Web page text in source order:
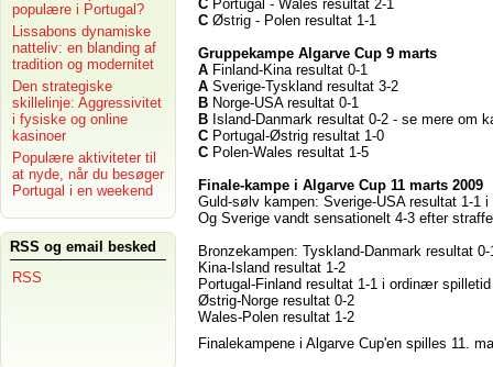
populære i Portugal?
Lissabons dynamiske
natteliv: en blanding af
tradition og modernitet
Den strategiske
skillelinje: Aggressivitet
i fysiske og online
kasinoer
Populære aktiviteter til
at nyde, når du besøger
Portugal i en weekend
RSS og email besked
RSS
C Portugal - Wales resultat 2-1
C Østrig - Polen resultat 1-1
Gruppekampe Algarve Cup 9 marts
A Finland-Kina resultat 0-1
A Sverige-Tyskland resultat 3-2
B Norge-USA resultat 0-1
B Island-Danmark resultat 0-2 - se mere om
C Portugal-Østrig resultat 1-0
C Polen-Wales resultat 1-5
Finale-kampe i Algarve Cup 11 marts 2009
Guld-sølv kampen: Sverige-USA resultat 1-1
Og Sverige vandt sensationelt 4-3 efter
Bronzekampen: Tyskland-Danmark resultat
Kina-Island resultat 1-2
Portugal-Finland resultat 1-1 i ordinær
Østrig-Norge resultat 0-2
Wales-Polen resultat 1-2
Finalekampene i Algarve Cup'en spilles 11.